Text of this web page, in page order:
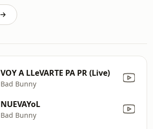
VOY A LLeVARTE PA PR (Live)
Bad Bunny
NUEVAYoL
Bad Bunny